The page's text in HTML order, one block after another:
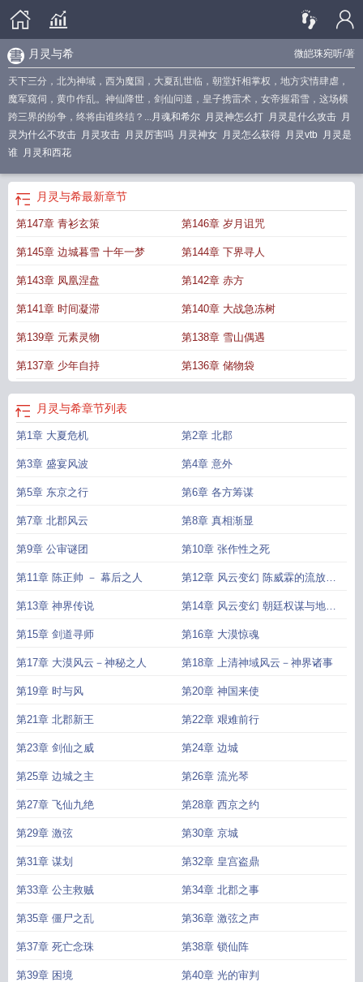
微皑珠宛听/著
月灵与希
天下三分，北为神域，西为魔国，大夏乱世临，朝堂奸相掌权，地方灾情肆虐，
魔军窥伺，黄巾作乱。神仙降世，剑仙问道，皇子携雷术，女帝握霜雪，这场横
跨三界的纷争，终将由谁终结？...月魂和希尔 月灵神怎么打 月灵是什么攻击 月
灵为什么不攻击 月灵攻击 月灵厉害吗 月灵神女 月灵怎么获得 月灵vtb
月灵是
谁 月灵和西花
月灵与希最新章节
第147章 青衫玄策 第146章 岁月诅咒
第145章 边城暮雪 十年一梦 第144章 下界寻人
第143章 凤凰涅盘 第142章 赤方
第141章 时间凝滞 第140章 大战急冻树
第139章 元素灵物 第138章 雪山偶遇
第137章 少年自持 第136章 储物袋
月灵与希章节列表
第1章 大夏危机 第2章 北郡
第3章 盛宴风波 第4章 意外
第5章 东京之行 第6章 各方筹谋
第7章 北郡风云 第8章 真相渐显
第9章 公审谜团 第10章 张作性之死
第11章 陈正帅 － 幕后之人 第12章 风云变幻 陈威霖的流放之
路与渝州城的剑道世家
第13章 神界传说 第14章 风云变幻 朝廷权谋与地牢
交锋
第15章 剑道寻师 第16章 大漠惊魂
第17章 大漠风云－神秘之人 第18章 上清神域风云－神界诸事
第19章 时与风 第20章 神国来使
第21章 北郡新王 第22章 艰难前行
第23章 剑仙之威 第24章 边城
第25章 边城之主 第26章 流光琴
第27章 飞仙九绝 第28章 西京之约
第29章 激弦 第30章 京城
第31章 谋划 第32章 皇宫盗鼎
第33章 公主救贼 第34章 北郡之事
第35章 僵尸之乱 第36章 激弦之声
第37章 死亡念珠 第38章 锁仙阵
第39章 困境 第40章 光的审判